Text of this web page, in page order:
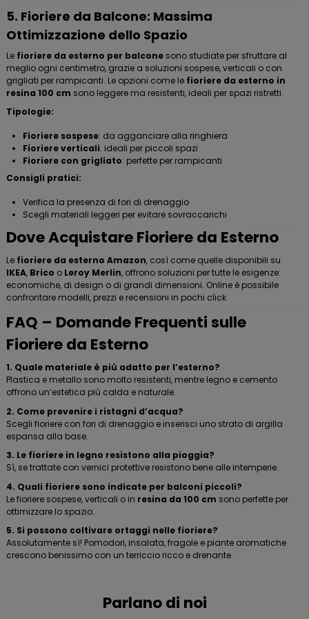
5. Fioriere da Balcone: Massima
Ottimizzazione dello Spazio
Le fioriere da esterno per balcone sono studiate per sfruttare al
meglio ogni centimetro, grazie a soluzioni sospese, verticali o con
grigliati per rampicanti. Le opzioni come le fioriere da esterno in
resina 100 cm sono leggere ma resistenti, ideali per spazi ristretti.
Tipologie:
Fioriere sospese: da agganciare alla ringhiera
Fioriere verticali: ideali per piccoli spazi
Fioriere con grigliato: perfette per rampicanti
Consigli pratici:
Verifica la presenza di fori di drenaggio
Scegli materiali leggeri per evitare sovraccarichi
Dove Acquistare Fioriere da Esterno
Le fioriere da esterno Amazon, così come quelle disponibili su
IKEA, Brico o Leroy Merlin, offrono soluzioni per tutte le esigenze:
economiche, di design o di grandi dimensioni. Online è possibile
confrontare modelli, prezzi e recensioni in pochi click.
FAQ – Domande Frequenti sulle
Fioriere da Esterno
1. Quale materiale è più adatto per l’esterno?
Plastica e metallo sono molto resistenti, mentre legno e cemento
offrono un’estetica più calda e naturale.
2. Come prevenire i ristagni d’acqua?
Scegli fioriere con fori di drenaggio e inserisci uno strato di argilla
espansa alla base.
3. Le fioriere in legno resistono alla pioggia?
Sì, se trattate con vernici protettive resistono bene alle intemperie.
4. Quali fioriere sono indicate per balconi piccoli?
Le fioriere sospese, verticali o in resina da 100 cm sono perfette per
ottimizzare lo spazio.
5. Si possono coltivare ortaggi nelle fioriere?
Assolutamente sì! Pomodori, insalata, fragole e piante aromatiche
crescono benissimo con un terriccio ricco e drenante.
Parlano di noi